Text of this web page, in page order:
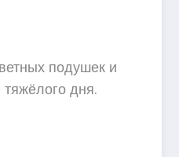
подушек и
дня.